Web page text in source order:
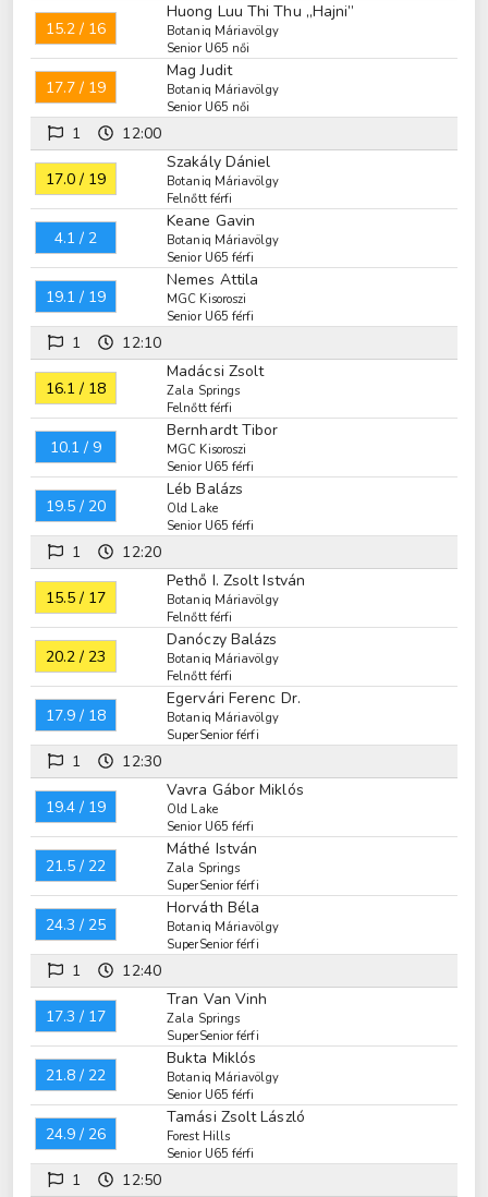
15.2 / 16
Huong Luu Thi Thu „Hajni”
Botaniq Máriavölgy
Senior U65 női
17.7 / 19
Mag Judit
Botaniq Máriavölgy
Senior U65 női
1 12:00
17.0 / 19
Szakály Dániel
Botaniq Máriavölgy
Felnőtt férfi
4.1 / 2
Keane Gavin
Botaniq Máriavölgy
Senior U65 férfi
19.1 / 19
Nemes Attila
MGC Kisoroszi
Senior U65 férfi
1 12:10
16.1 / 18
Madácsi Zsolt
Zala Springs
Felnőtt férfi
10.1 / 9
Bernhardt Tibor
MGC Kisoroszi
Senior U65 férfi
19.5 / 20
Léb Balázs
Old Lake
Senior U65 férfi
1 12:20
15.5 / 17
Pethő I. Zsolt István
Botaniq Máriavölgy
Felnőtt férfi
20.2 / 23
Danóczy Balázs
Botaniq Máriavölgy
Felnőtt férfi
17.9 / 18
Egervári Ferenc Dr.
Botaniq Máriavölgy
SuperSenior férfi
1 12:30
19.4 / 19
Vavra Gábor Miklós
Old Lake
Senior U65 férfi
21.5 / 22
Máthé István
Zala Springs
SuperSenior férfi
24.3 / 25
Horváth Béla
Botaniq Máriavölgy
SuperSenior férfi
1 12:40
17.3 / 17
Tran Van Vinh
Zala Springs
SuperSenior férfi
21.8 / 22
Bukta Miklós
Botaniq Máriavölgy
Senior U65 férfi
24.9 / 26
Tamási Zsolt László
Forest Hills
Senior U65 férfi
1 12:50